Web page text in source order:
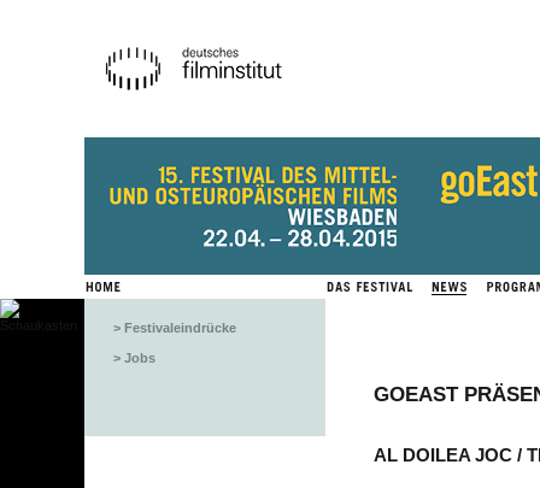
> Festivaleindrücke
> Jobs
GOEAST
AL DOILEA JOC /